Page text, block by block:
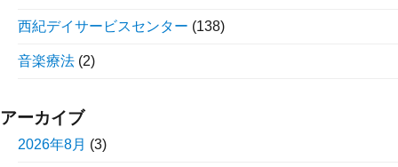
西紀デイサービスセンター (138)
音楽療法 (2)
アーカイブ
2026年8月 (3)